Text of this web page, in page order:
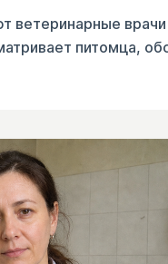
ветеринарные
питомца,